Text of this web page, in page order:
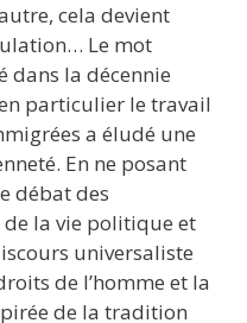
cela devient
Le mot
dans la décennie
particulier le travail
a éludé une
En ne posant
débat des
la vie politique et
universaliste
de l’homme et la
de la tradition